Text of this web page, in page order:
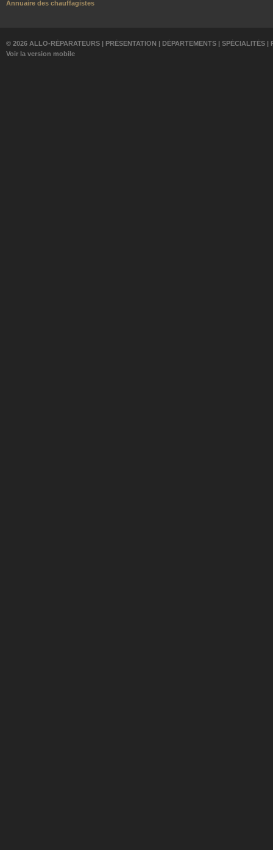
Annuaire des chauffagistes
© 2026 ALLO-RÉPARATEURS | PRÉSENTATION DÉPARTEMENTS SPÉCIALITÉS
Voir la version mobile